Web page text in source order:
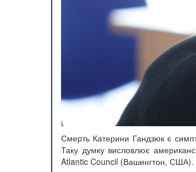
Смерть Катерини Гандзюк є
Таку думку висловлює
Atlantic Council (Вашингтон, США).